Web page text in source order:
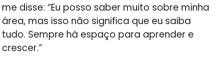
me disse: “Eu posso saber muito sobre minha
área, mas isso não significa que eu saiba
tudo. Sempre há espaço para aprender e
crescer.”